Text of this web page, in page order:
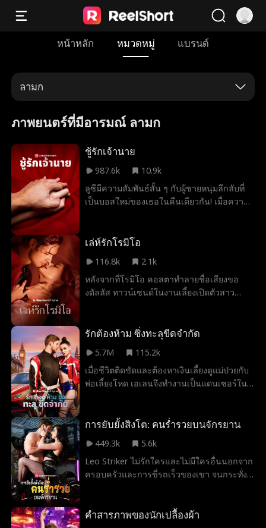
หน้าหลัก หมวดหมู่ แบรนด์
ลามก
ภาพยนตร์ที่มีอารมณ์ ลามก
ชู้รักเจ้านาย
987.6k
10.9k
ลูซีมีความสัมพันธ์สั้น ๆ กับผู้ชายหนุ่มลึกลับที่
เป็นบอสใหม่ของเธอในคืนเดียวกัน! เมื่อความ
หรือไม่?
เล่ห์รักโรมิโอ
116.8k
2.1k
หลังจากที่โรมิโอ คอสตาทำลายชื่อเสียงขอ
งดัลลัส ทาวน์เซนด์ในงานเลี้ยงเปิดตัวสาว
คือการยั่วยวนเขา ทำลายกฎเหล็กของเขาให้
มาตลอด ทว่าโรมิโอไม่ใช่ผู้ชายที่จะยอมสยบได้
ง่าย ๆ และดัลลัสเองก็ไม่ใช่ผู้หญิงประเภทที่จะ
ยอมแพ้อะไรง่าย ๆ เช่นกัน
รักต้องห้าม ซิ่งทะลุขีดจำกัด
5.7M
115.2k
เมื่อชีวิตติดขัดและต้องหาเงินเลี้ยงดูแม่ป่วยกับ
พ่อเลี้ยงโหด เอเลนจึงทำงานเป็นแดนเซอร์ใน
ชายต่างสายเลือดของตัวเอง และเธอดันเสีย
การยับยั้งสิงโต: คนร่ำรวยบนจักรยาน
449.3k
5.6k
Leo Striker ไม่รักใครและไม่มีใครอื่นนอกจาก
ครอบครัวและการขี่รถเร็วของเขา จนกระทั่ง
คิดว่าเธอหนีจากอันธพาลเพียงเพื่อตกหลุมรัก
คำสารภาพของนักเปลื้องผ้า